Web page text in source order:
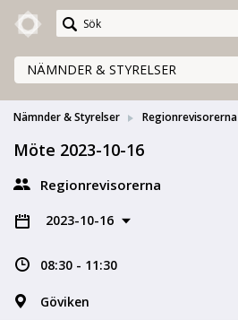
Meetings+
NÄMNDER & STYRELSER
Nämnder & Styrelser Regionrevisorerna
Möte 2023-10-16
Regionrevisorerna
2023-10-16
08:30 - 11:30
Göviken